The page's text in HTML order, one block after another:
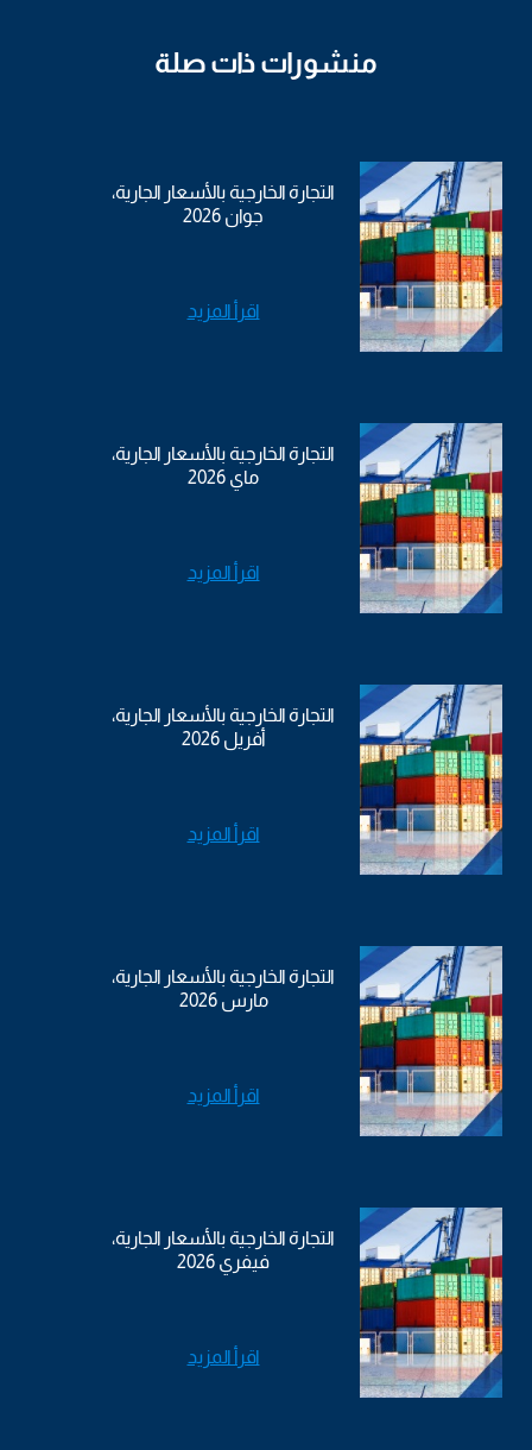
منشورات ذات صلة
التجارة الخارجية بالأسعار الجارية،
جوان 2026
اقرأ المزيد
التجارة الخارجية بالأسعار الجارية،
ماي 2026
اقرأ المزيد
التجارة الخارجية بالأسعار الجارية،
أفريل 2026
اقرأ المزيد
التجارة الخارجية بالأسعار الجارية،
مارس 2026
اقرأ المزيد
التجارة الخارجية بالأسعار الجارية،
فيفري 2026
اقرأ المزيد